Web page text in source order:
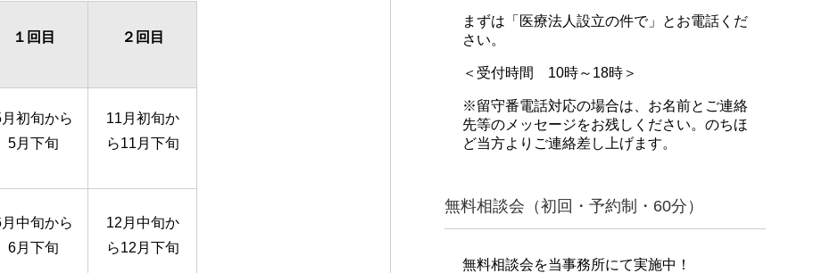
１回目 ２回目
初旬から
5月下旬
11月初旬か
ら11月下旬
中旬から
6月下旬
12月中旬か
ら12月下旬
まずは「医療法人設立の件で」とお電話くだ
さい。
＜受付時間 10時～18時＞
※留守番電話対応の場合は、お名前とご連絡
先等のメッセージをお残しください。のちほ
ど当方よりご連絡差し上げます。
無料相談会（初回・予約制・60分）
無料相談会を当事務所にて実施中！